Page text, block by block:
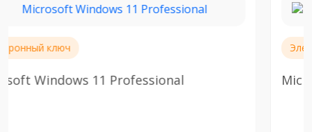
Электронный ключ
Microsoft Windows 11 Home